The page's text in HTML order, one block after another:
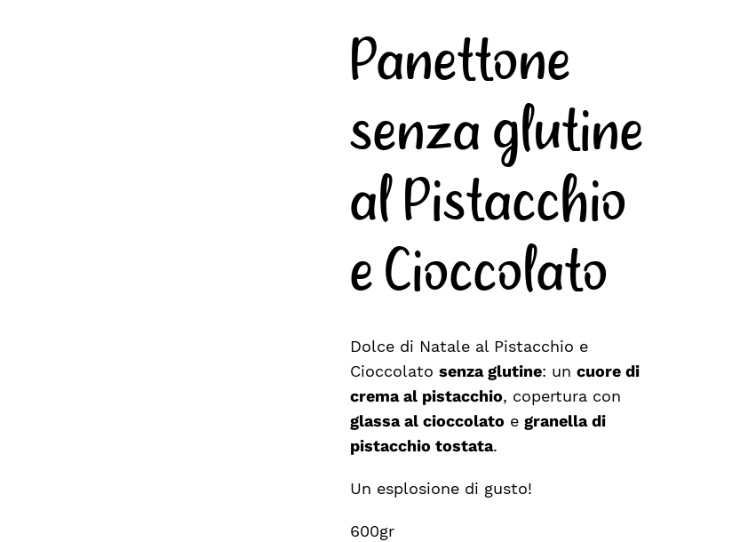
Panettone
senza glutine
al Pistacchio
e Cioccolato
Dolce di Natale al Pistacchio e
Cioccolato senza glutine: un cuore di
crema al pistacchio, copertura con
glassa al cioccolatoe granella di
pistacchio tostata.
Un esplosione di gusto!
600gr